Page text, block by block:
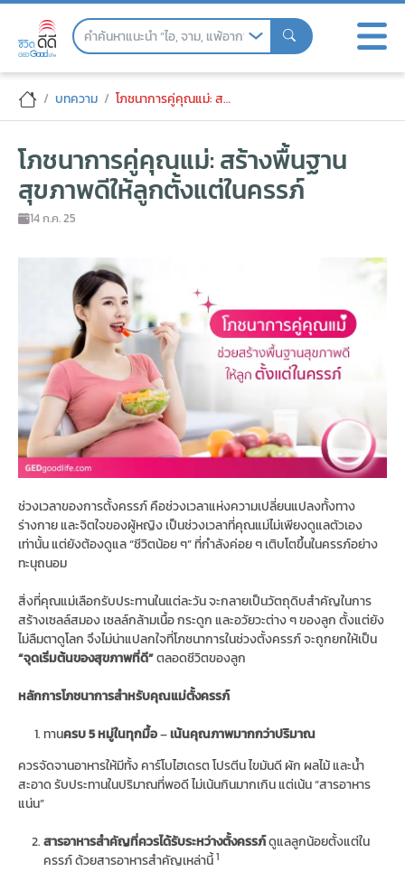
Skip
โภชนาการคู่คุณแม่: สร้างพื้นฐานสุขภาพดี
บทความ โภชนาการคู่คุณแม่: สร้างพื้นฐานสุขภาพดีให้ลูกตั้งแต่ในครรภ์
โภชนาการคู่คุณแม่: สร้างพื้นฐาน
สุขภาพดีให้ลูกตั้งแต่ในครรภ์
14 ก.ค. 25
ช่วงเวลาของการตั้งครรภ์ คือช่วงเวลาแห่งความเปลี่ยนแปลงทั้งทาง
ร่างกาย และจิตใจของผู้หญิง เป็นช่วงเวลาที่คุณแม่ไม่เพียงดูแลตัวเอง
เท่านั้น แต่ยังต้องดูแล “ชีวิตน้อย ๆ” ที่กำลังค่อย ๆ เติบโตขึ้นในครรภ์อย่าง
ทะนุถนอม
สิ่งที่คุณแม่เลือกรับประทานในแต่ละวัน จะกลายเป็นวัตถุดิบสำคัญในการ
สร้างเซลล์สมอง เซลล์กล้ามเนื้อ กระดูก และอวัยวะต่าง ๆ ของลูก ตั้งแต่ยัง
ไม่ลืมตาดูโลก จึงไม่น่าแปลกใจที่โภชนาการในช่วงตั้งครรภ์ จะถูกยกให้เป็น
“จุดเริ่มต้นของสุขภาพที่ดี”ตลอดชีวิตของลูก
หลักการโภชนาการสำหรับคุณแม่ตั้งครรภ์
ทานครบ 5 หมู่ในทุกมื้อ–เน้นคุณภาพมากกว่าปริมาณ
ควรจัดจานอาหารให้มีทั้ง คาร์โบไฮเดรต โปรตีน ไขมันดี ผัก ผลไม้ และน้ำ
สะอาด รับประทานในปริมาณที่พอดี ไม่เน้นกินมากเกิน แต่เน้น “สารอาหาร
แน่น”
สารอาหารสำคัญที่ควรได้รับระหว่างตั้งครรภ์ดูแลลูกน้อยตั้งแต่ใน
ครรภ์ ด้วยสารอาหารสำคัญเหล่านี้ 1